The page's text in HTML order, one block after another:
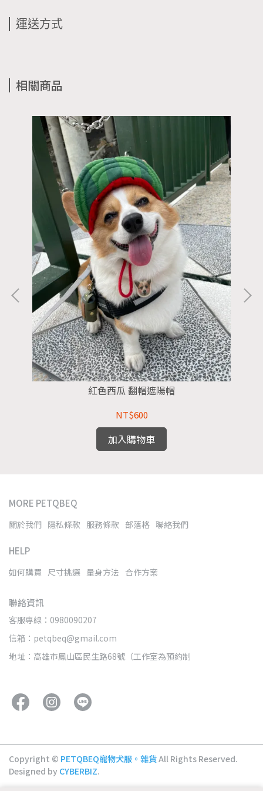
運送方式
相關商品
紅色西瓜 翻帽遮陽帽
NT$600
加入購物車
MORE PETQBEQ
關於我們 隱私條款 服務條款 部落格 聯絡我們
HELP
如何購買 尺寸挑選 量身方法 合作方案
聯絡資訊
客服專線：0980090207
信箱：petqbeq@gmail.com
地址：高雄市鳳山區民生路68號（工作室為預約制
Copyright © PETQBEQ寵物犬服。雜貨All Rights Reserved.
Designed by CYBERBIZ.